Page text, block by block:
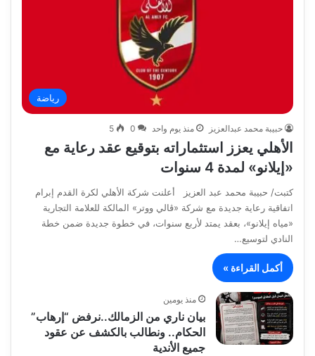
رياضة
حبيبة محمد عبدالعزيز منذ يوم واحد 0
5
الأهلي يعزز استثماراته بتوقيع عقد رعاية مع
«إيلانو» لمدة 4 سنوات
كتبت/ حبيبة محمد عبد العزيز أعلنت شركة الأهلي لكرة القدم إبرام
اتفاقية رعاية جديدة مع شركة «ڤالي ووتر» المالكة للعلامة التجارية
«مياه إيلانو»، بعقد يمتد لأربع سنوات، في خطوة جديدة ضمن خطة
النادي لتوسيع…
أكمل القراءة »
منذ يومين
بيان ناري من الزمالك..نرفض “إرهاب”
الحكام.. ونطالب بالكشف عن عقود
جميع الأندية